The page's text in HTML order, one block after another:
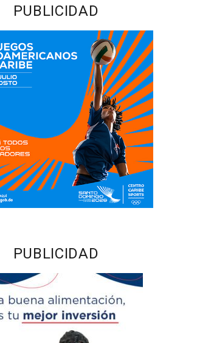
PUBLICIDAD
PUBLICIDAD